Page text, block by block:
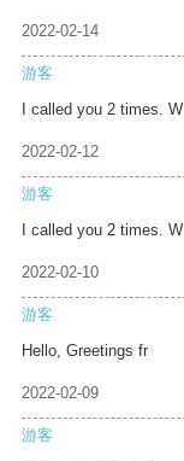
2022-02-14
游客
I called you 2 times. W
2022-02-12
游客
I called you 2 times. W
2022-02-10
游客
Hello, Greetings fr
2022-02-09
游客